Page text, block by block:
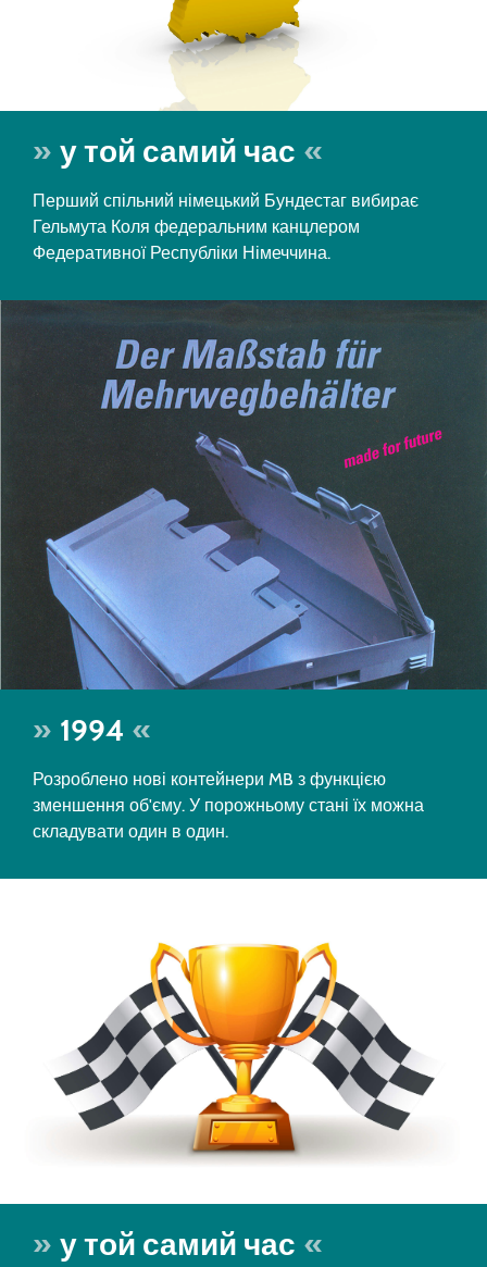
у той самий час
Перший спільний німецький Бундестаг вибирає
Гельмута Коля федеральним канцлером
Федеративної Республіки Німеччина.
1994
Розроблено нові контейнери MB з функцією
зменшення об'єму. У порожньому стані їх можна
складувати один в один.
у той самий час